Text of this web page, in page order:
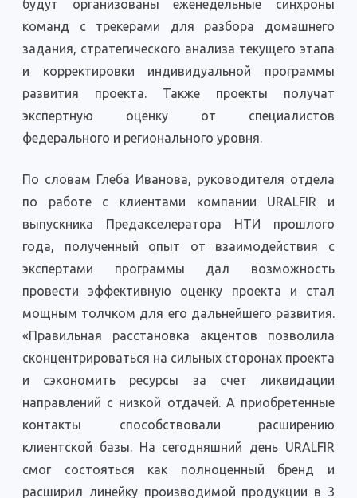
будут организованы еженедельные синхроны
команд с трекерами для разбора домашнего
задания, стратегического анализа текущего этапа
и корректировки индивидуальной программы
развития проекта. Также проекты получат
экспертную оценку от специалистов
федерального и регионального уровня.
По словам Глеба Иванова, руководителя отдела
по работе с клиентами компании URALFIR и
выпускника Предакселератора НТИ прошлого
года, полученный опыт от взаимодействия с
экспертами программы дал возможность
провести эффективную оценку проекта и стал
мощным толчком для его дальнейшего развития.
«Правильная расстановка акцентов позволила
сконцентрироваться на сильных сторонах проекта
и сэкономить ресурсы за счет ликвидации
направлений с низкой отдачей. А приобретенные
контакты способствовали расширению
клиентской базы. На сегодняшний день URALFIR
смог состояться как полноценный бренд и
расширил линейку производимой продукции в 3